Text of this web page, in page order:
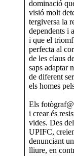
dominació
visió molt
tergiversa la
dependents i
i que el triomf
perfecta al
de les claus
saps adaptar
de diferent
els homes
Els
i crear és
vides. Des
UPIFC,
denunciant
lliure, en